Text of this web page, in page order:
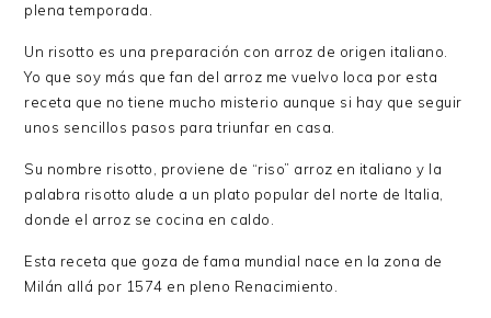
plena temporada.
Un risotto es una preparación con arroz de origen italiano.
Yo que soy más que fan del arroz me vuelvo loca por esta
receta que no tiene mucho misterio aunque si hay que seguir
unos sencillos pasos para triunfar en casa.
Su nombre risotto, proviene de “riso” arroz en italiano y la
palabra risotto alude a un plato popular del norte de Italia,
donde el arroz se cocina en caldo.
Esta receta que goza de fama mundial nace en la zona de
Milán allá por 1574 en pleno Renacimiento.